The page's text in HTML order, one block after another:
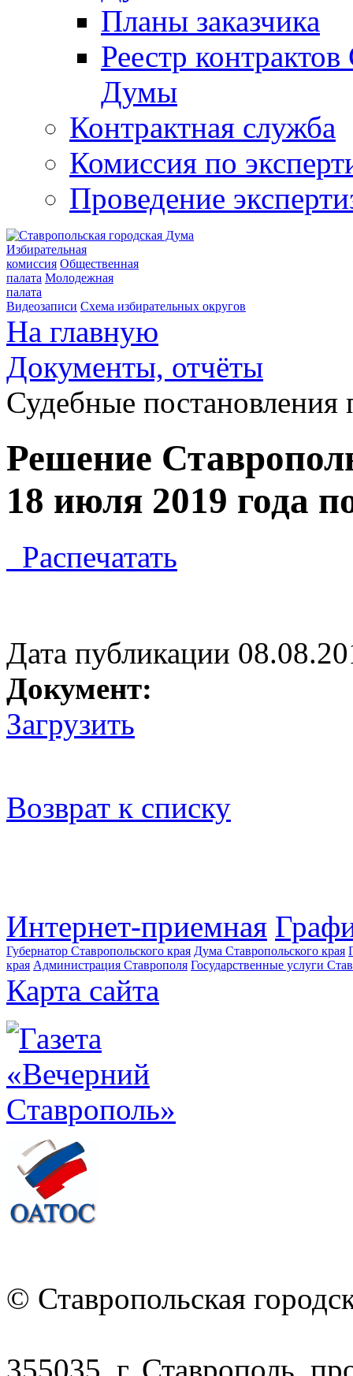
Планы заказчика
Реестр
Думы
Контрактная служба
Комиссия по
Проведение
Избирательная
комиссия Общественная
палата Молодежная
палата
Видеозаписи Схема избирательных округов
На главную
Документы, отчёты
Судебные
Решение
18 июля 2019 года
Распечатать
Дата публикации
Документ:
Загрузить
Возврат к списку
Интернет-приемная
Губернатор Ставропольского края Дума Ставропольского края
края Администрация Ставрополя Государственные услуги
Карта сайта
© Ставропольская
355035, г. Ставрополь,